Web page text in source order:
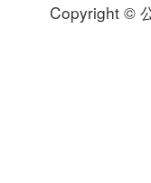
Copyright ©